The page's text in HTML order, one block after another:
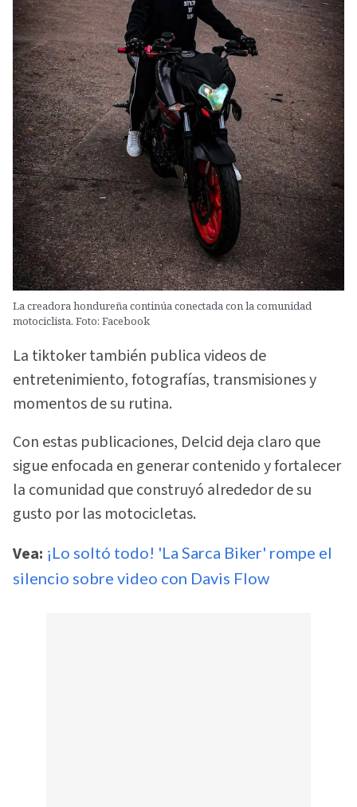
La creadora hondureña continúa conectada con la comunidad
motociclista. Foto: Facebook
La tiktoker también publica videos de
entretenimiento, fotografías, transmisiones y
momentos de su rutina.
Con estas publicaciones, Delcid deja claro que
sigue enfocada en generar contenido y fortalecer
la comunidad que construyó alrededor de su
gusto por las motocicletas.
Vea: ¡Lo soltó todo! 'La Sarca Biker' rompe el
silencio sobre video con Davis Flow